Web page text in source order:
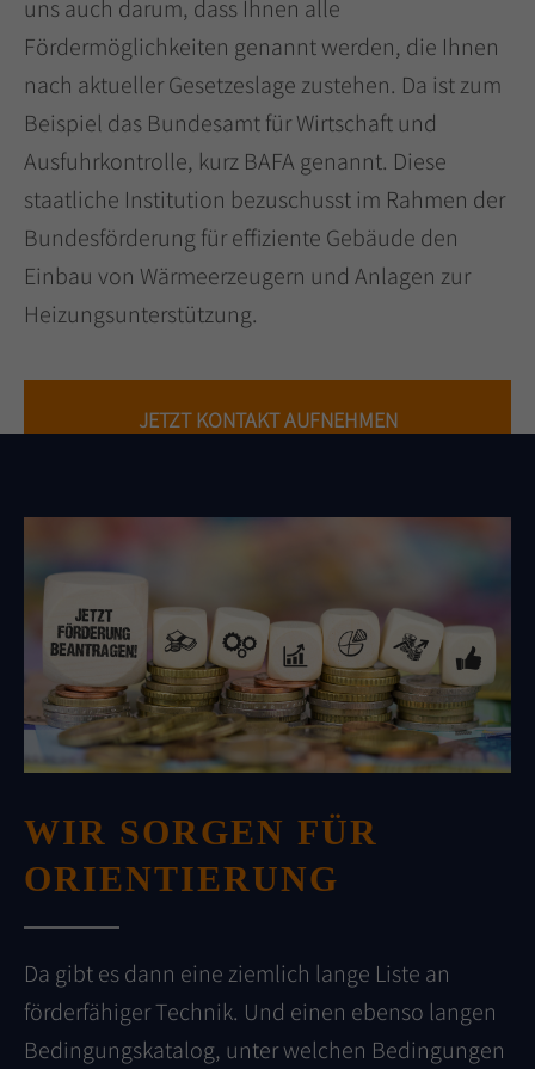
+44 1234 567 890
Drop us a line
info@yourdomain.com
About us
Lorem ipsum dolor sit amet, consectetuer
adipiscing elit.
Aenean commodo ligula eget dolor. Aenean
magnis dis parturient montes, nascetur
ridiculus mus. Donec quam felis, ultricies nec.
uns auch darum, dass Ihnen alle
Fördermöglichkeiten genannt werden, die Ihnen
nach aktueller Gesetzeslage zustehen. Da ist zum
Beispiel das Bundesamt für Wirtschaft und
Ausfuhrkontrolle, kurz BAFA genannt. Diese
staatliche Institution bezuschusst im Rahmen der
Bundesförderung für effiziente Gebäude den
Einbau von Wärmeerzeugern und Anlagen zur
Heizungsunterstützung.
JETZT KONTAKT AUFNEHMEN
WIR SORGEN FÜR
ORIENTIERUNG
Da gibt es dann eine ziemlich lange Liste an
förderfähiger Technik. Und einen ebenso langen
Bedingungskatalog, unter welchen Bedingungen